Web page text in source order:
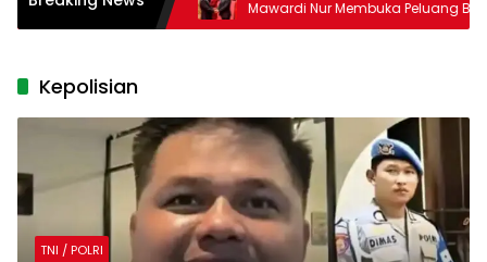
Deli Serdang
Mawardi Nur Membuka Peluang Baru
bagi Kemajuan Migas Aceh
Kepolisian
TNI / POLRI